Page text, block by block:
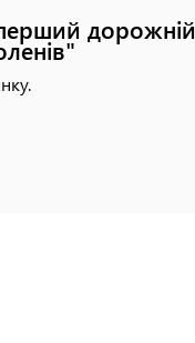
дорожній